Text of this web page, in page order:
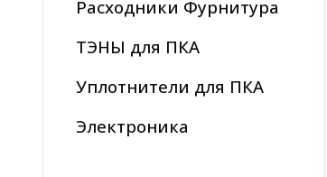
Расходники Фурнитура
ТЭНЫ для ПКА
Уплотнители для ПКА
Электроника